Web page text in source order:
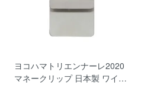
ヨコハマトリエンナーレ2020
マネークリップ 日本製 ワイド